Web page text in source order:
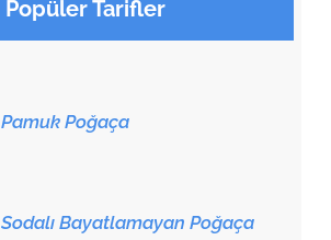
Popüler Tarifler
Pamuk Poğaça
Sodalı Bayatlamayan Poğaça